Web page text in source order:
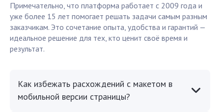
Примечательно, что платформа работает с 2009 года и
уже более 15 лет помогает решать задачи самым разным
заказчикам. Это сочетание опыта, удобства и гарантий —
идеальное решение для тех, кто ценит своё время и
результат.
Как избежать расхождений с макетом в
мобильной версии страницы?